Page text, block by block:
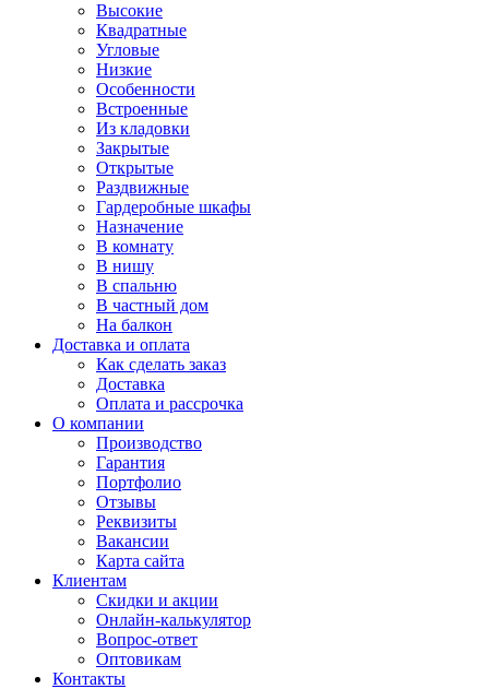
Высокие
Квадратные
Угловые
Низкие
Особенности
Встроенные
Из кладовки
Закрытые
Открытые
Раздвижные
Гардеробные шкафы
Назначение
В комнату
В нишу
В спальню
В частный дом
На балкон
Доставка и оплата
Как сделать заказ
Доставка
Оплата и рассрочка
О компании
Производство
Гарантия
Портфолио
Отзывы
Реквизиты
Вакансии
Карта сайта
Клиентам
Скидки и акции
Онлайн-калькулятор
Вопрос-ответ
Оптовикам
Контакты